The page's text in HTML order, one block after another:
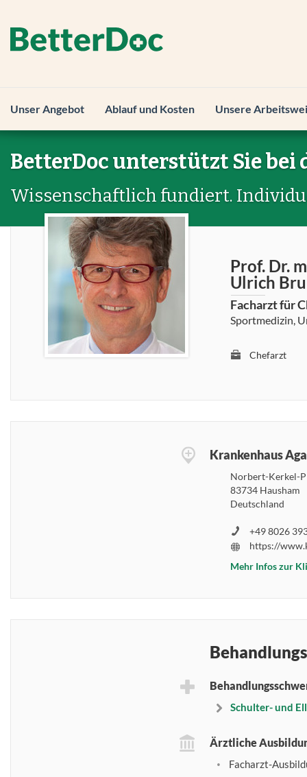
Unser Angebot Ablauf und Kosten Unsere
BetterDoc unterstützt Sie bei
Wissenschaftlich fundiert.
Prof. Dr.
Ulrich
Facharzt für
Sportmedizin,
Chefarzt
Krankenhaus
Norbert-Kerkel-
83734 Hausham
Deutschland
+49 8026
Mehr Infos zur
Schulter- und
Ärztliche
Facharzt-